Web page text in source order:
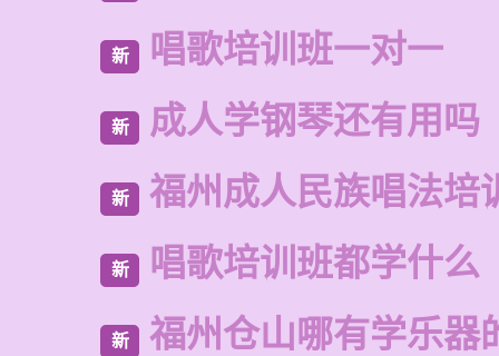
新 唱歌培训班一对一
新 成人学钢琴还有用吗
新 福州成人民族唱法培
新 唱歌培训班都学什么
新 福州仓山哪有学乐器